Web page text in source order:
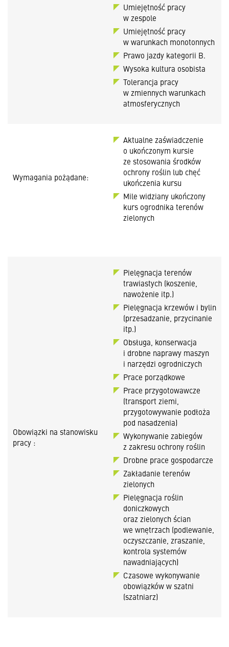
Umiejętność pracy
w zespole
Umiejętność pracy
w warunkach monotonnych
Prawo jazdy kategorii B.
Wysoka kultura osobista
Tolerancja pracy
w zmiennych warunkach
atmosferycznych
Wymagania pożądane:
Aktualne zaświadczenie
o ukończonym kursie
ze stosowania środków
ochrony roślin lub chęć
ukończenia kursu
Mile widziany ukończony
kurs ogrodnika terenów
zielonych
Obowiązki na stanowisku
pracy :
Pielęgnacja terenów
trawiastych (koszenie,
nawożenie itp.)
Pielęgnacja krzewów i bylin
(przesadzanie, przycinanie
itp.)
Obsługa, konserwacja
i drobne naprawy maszyn
i narzędzi ogrodniczych
Prace porządkowe
Prace przygotowawcze
(transport ziemi,
przygotowywanie podłoża
pod nasadzenia)
Wykonywanie zabiegów
z zakresu ochrony roślin
Drobne prace gospodarcze
Zakładanie terenów
zielonych
Pielęgnacja roślin
doniczkowych
oraz zielonych ścian
we wnętrzach (podlewanie,
oczyszczanie, zraszanie,
kontrola systemów
nawadniających)
Czasowe wykonywanie
obowiązków w szatni
(szatniarz)